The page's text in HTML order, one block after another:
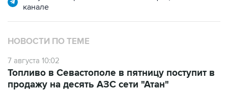
канале
НОВОСТИ ПО ТЕМЕ
7 августа 10:02
Топливо в Севастополе в пятницу поступит в
продажу на десять АЗС сети "Атан"